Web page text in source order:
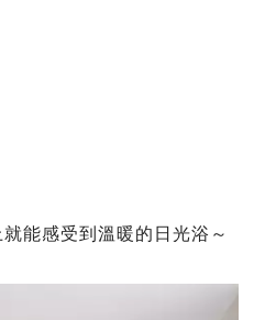
能感受到溫暖的日光浴～